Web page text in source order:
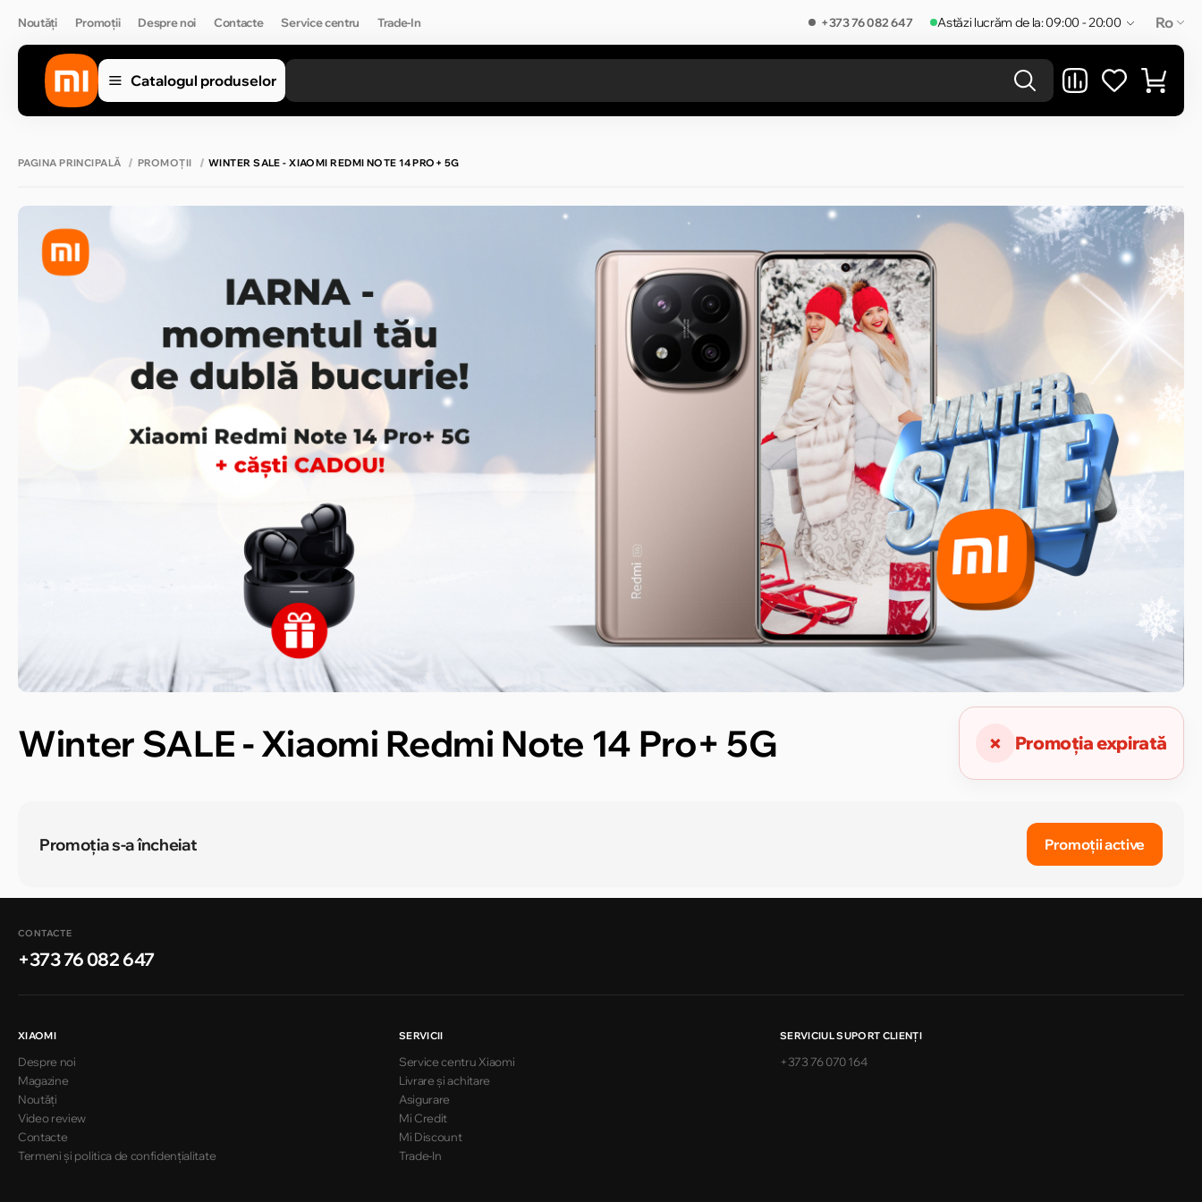
Noutăți Promoții Despre noi Contacte Service centru Trade-In +373 76 082 647 Astăzi lucrăm de la: 09:00 - 20:00 Ro
Catalogul produselor
PAGINA PRINCIPALĂ PROMOȚII WINTER SALE - XIAOMI REDMI NOTE 14 PRO+ 5G
Winter SALE - Xiaomi Redmi Note 14 Pro+ 5G × Promoția expirată
Promoția s-a încheiat Promoții active
CONTACTE
+373 76 082 647
XIAOMI
Despre noi
Magazine
Noutăți
Video review
Contacte
Termeni și politica de confidențialitate
SERVICII
Service centru Xiaomi
Livrare și achitare
Asigurare
Mi Credit
Mi Discount
Trade-In
SERVICIUL SUPORT CLIENŢI
+373 76 070 164